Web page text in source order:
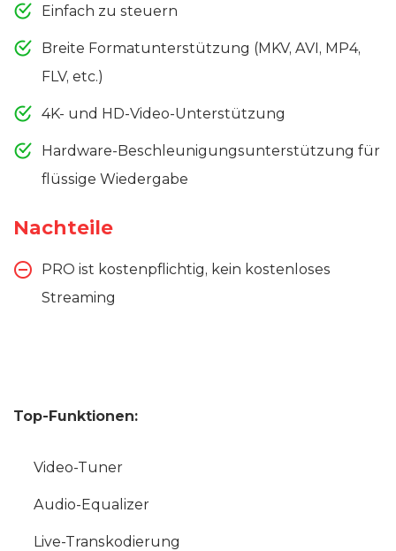
Einfach zu steuern
Breite Formatunterstützung (MKV, AVI, MP4,
FLV, etc.)
4K- und HD-Video-Unterstützung
Hardware-Beschleunigungsunterstützung für
flüssige Wiedergabe
Nachteile
PRO ist kostenpflichtig, kein kostenloses
Streaming
Top-Funktionen:
Video-Tuner
Audio-Equalizer
Live-Transkodierung